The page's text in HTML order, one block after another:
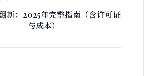
新：2025年完整指南（含许可证
与成本）